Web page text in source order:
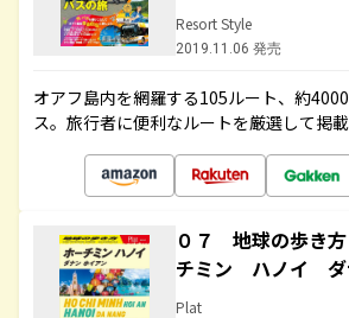
Resort Style
2019.11.06 発売
オアフ島内を網羅する105ルート、約
ス。旅行者に便利なルートを厳選して掲載
０７ 地球の歩き
チミン ハノイ ダ
Plat